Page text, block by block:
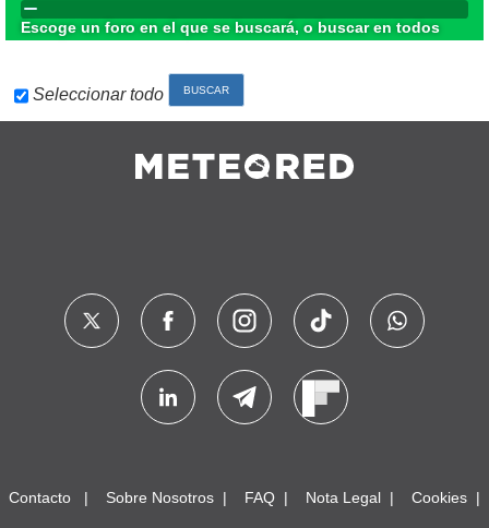
Escoge un foro en el que se buscará, o buscar en todos
Seleccionar todo
Contacto Sobre Nosotros FAQ Nota Legal Cookies